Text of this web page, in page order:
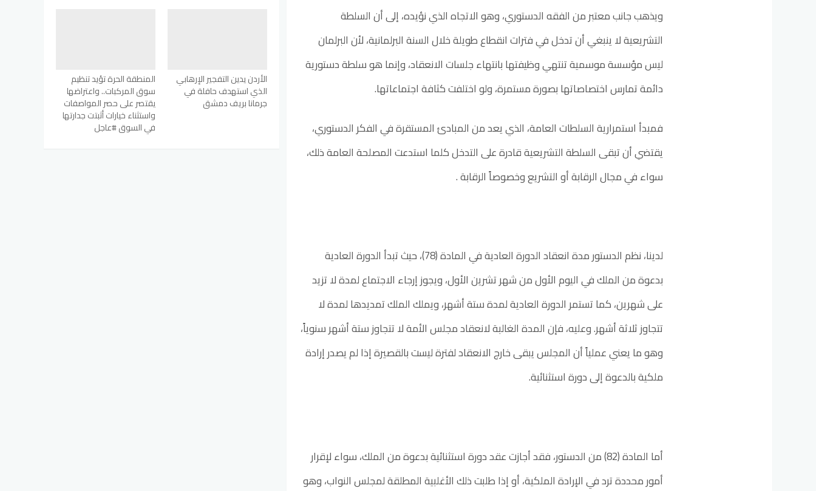
ويذهب جانب معتبر من الفقه الدستوري، وهو الاتجاه الذي نؤيده، إلى أن السلطة
التشريعية لا ينبغي أن تدخل في فترات انقطاع طويلة خلال السنة البرلمانية، لأن البرلمان
ليس مؤسسة موسمية تنتهي وظيفتها بانتهاء جلسات الانعقاد، وإنما هو سلطة دستورية
دائمة تمارس اختصاصاتها بصورة مستمرة، ولو اختلفت كثافة اجتماعاتها.
فمبدأ استمرارية السلطات العامة، الذي يعد من المبادئ المستقرة في الفكر الدستوري،
يقتضي أن تبقى السلطة التشريعية قادرة على التدخل كلما استدعت المصلحة العامة ذلك،
سواء في مجال الرقابة أو التشريع وخصوصاً الرقابة .
لدينا، نظم الدستور مدة انعقاد الدورة العادية في المادة (78)، حيث تبدأ الدورة العادية
بدعوة من الملك في اليوم الأول من شهر تشرين الأول، ويجوز إرجاء الاجتماع لمدة لا تزيد
على شهرين، كما تستمر الدورة العادية لمدة ستة أشهر، ويملك الملك تمديدها لمدة لا
تتجاوز ثلاثة أشهر. وعليه، فإن المدة الغالبة لانعقاد مجلس الأمة لا تتجاوز ستة أشهر سنوياً،
وهو ما يعني عملياً أن المجلس يبقى خارج الانعقاد لفترة ليست بالقصيرة إذا لم يصدر إرادة
ملكية بالدعوة إلى دورة استثنائية.
أما المادة (82) من الدستور، فقد أجازت عقد دورة استثنائية بدعوة من الملك، سواء لإقرار
أمور محددة ترد في الإرادة الملكية، أو إذا طلبت ذلك الأغلبية المطلقة لمجلس النواب، وهو
الأردن يدين التفجير الإرهابي
الذي استهدف حافلة في
جرمانا بريف دمشق
المنطقة الحرة تؤيد تنظيم
سوق المركبات.. واعتراضها
يقتصر على حصر المواصفات
واستثناء خيارات أثبتت جدارتها
في السوق #عاجل